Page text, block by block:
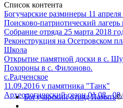
Список контента
Богучарские разминеры 11 апреля
Поисково-патриотический
Собрание отряда 25 марта 2018
Реконструкция на Осетровском
Школа
Открытие памятной доски в с.
Похороны в с. Филоново.
с.Радченское
11.09.2016 у памятника "Танк"
Археологический сезон 01.08 -
Богучарский отряд Память©